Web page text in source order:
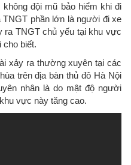
đội mũ bảo hiểm khi đi
phần lớn là người đi xe
ra TNGT chủ yếu tại khu vực
cho biết.
xảy ra thường xuyên tại các
trên địa bàn thủ đô Hà Nội
nhân là do mật độ người
vực này tăng cao.